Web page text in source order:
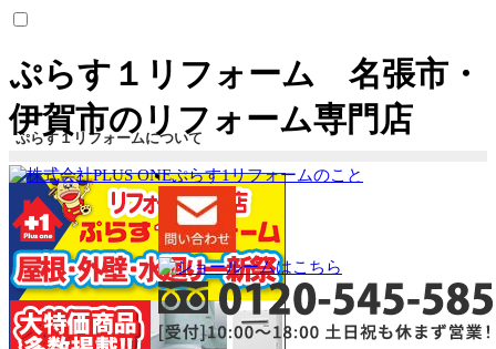
ぷらす１リフォーム 名張市・
伊賀市のリフォーム専門店
ぷらす1リフォームのこと
ぷらす１リフォームについて